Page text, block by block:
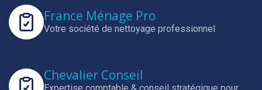
France Ménage Pro
Votre société de nettoyage professionnel
Chevalier Conseil